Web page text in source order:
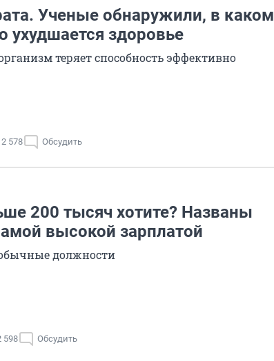
Ученые обнаружили, в каком
ухудшается здоровье
теряет способность эффективно
2 578 Обсудить
200 тысяч хотите? Названы
высокой зарплатой
должности
598 Обсудить